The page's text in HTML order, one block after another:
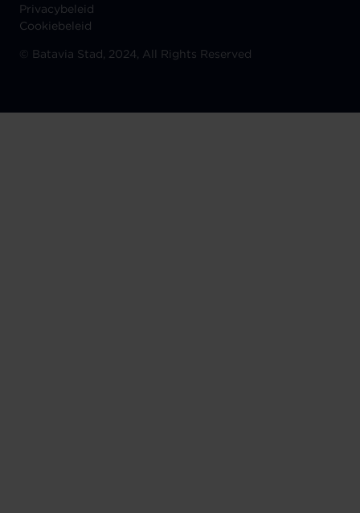
Privacybeleid
Cookiebeleid
©
Batavia Stad, 2024, All Rights Reserved